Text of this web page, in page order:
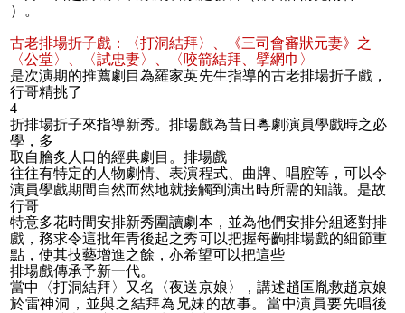
）。
古老排場折子戲：〈打洞結拜〉、《三司會審狀元妻》之
〈公堂〉、〈試忠妻〉、〈咬箭結拜、擘網巾〉
是次演期的推薦劇目為羅家英先生指導的古老排場折子戲，
行哥精挑了
4
折排場折子來指導新秀。排場戲為昔日粵劇演員學戲時之必
學，多
取自膾炙人口的經典劇目。 排場戲
往往有特定的人物劇情、表演程式、曲牌、唱腔等，可以令
演員學戲期間自然而然地就接觸到演出時所需的知識。是故
行哥
特意多花時間安排新秀圍讀劇本，並為他們安排分組逐對排
戲，務求令這批年青後起之秀可以把握每齣排場戲的細節重
點，使其技藝增進之餘，亦希望可以把這些
排場戲傳承予新一代。
當中〈打洞結拜〉又名〈夜送京娘〉，講述趙匡胤救趙京娘
於雷神洞，並與之結拜為兄妹的故事。當中演員要先唱後